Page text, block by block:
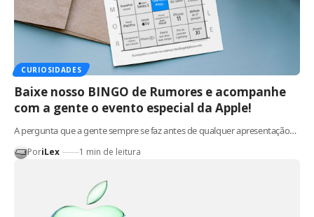
CURIOSIDADES
Baixe nosso BINGO de Rumores e acompanhe
com a gente o evento especial da Apple!
A pergunta que a gente sempre se faz antes de qualquer apresentação…
PoriLex 1 min de leitura